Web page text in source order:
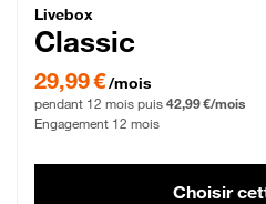
Livebox Classic
Livebox
Classic
29,99 € par mois pendant 12 mois
29,99 €/mois
pendant 12 mois puis 42,99 €/mois
Engagement 12 mois
Choisir